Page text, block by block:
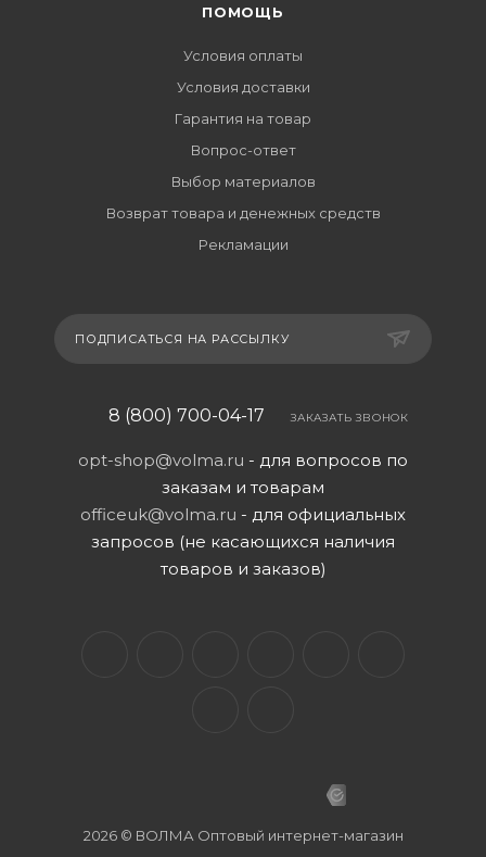
ПОМОЩЬ
Условия оплаты
Условия доставки
Гарантия на товар
Вопрос-ответ
Выбор материалов
Возврат товара и денежных средств
Рекламации
ПОДПИСАТЬСЯ НА РАССЫЛКУ
8 (800) 700-04-17 ЗАКАЗАТЬ ЗВОНОК
opt-shop@volma.ru - для вопросов по
заказам и товарам
officeuk@volma.ru - для официальных
запросов (не касающихся наличия
товаров и заказов)
2026 © ВОЛМА Оптовый интернет-магазин